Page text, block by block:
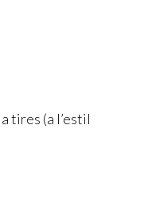
tires (a l’estil